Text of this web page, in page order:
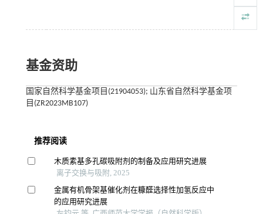
基金资助
国家自然科学基金项目(21904053); 山东省自然科学基金项
目(ZR2023MB107)